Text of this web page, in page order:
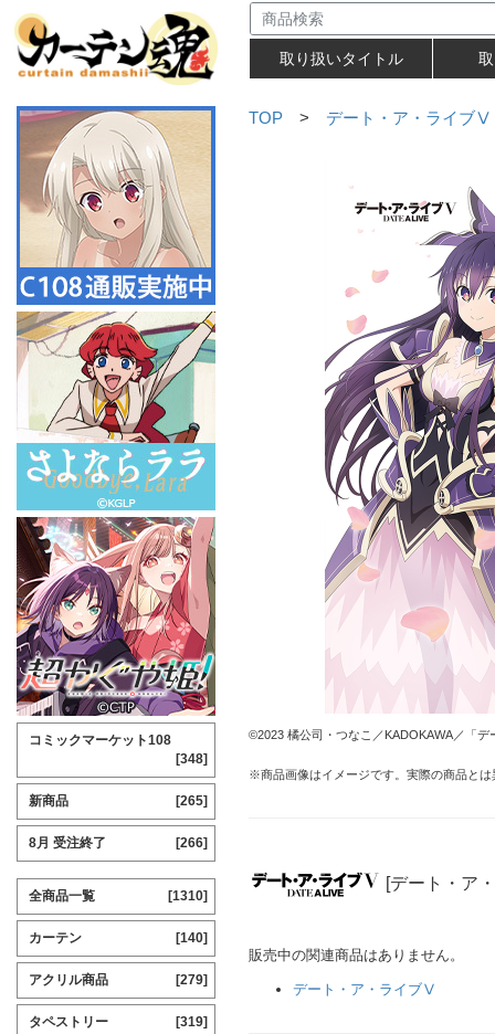
取り扱いタイトル
TOP > デート・ア・ライブⅤ
©2023 橘公司・つなこ／KADOKAWA／「
※商品画像はイメージです。実際の商品と
[デート・ア
販売中の関連商品はありません。
デート・ア・ライブⅤ
コミックマーケット108
[348]
新商品 [265]
8月 受注終了 [266]
全商品一覧 [1310]
カーテン [140]
アクリル商品 [279]
タペストリー [319]